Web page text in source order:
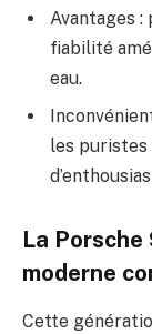
Avantages
fiabilité
eau.
les puristes
La Porsche
moderne
Cette